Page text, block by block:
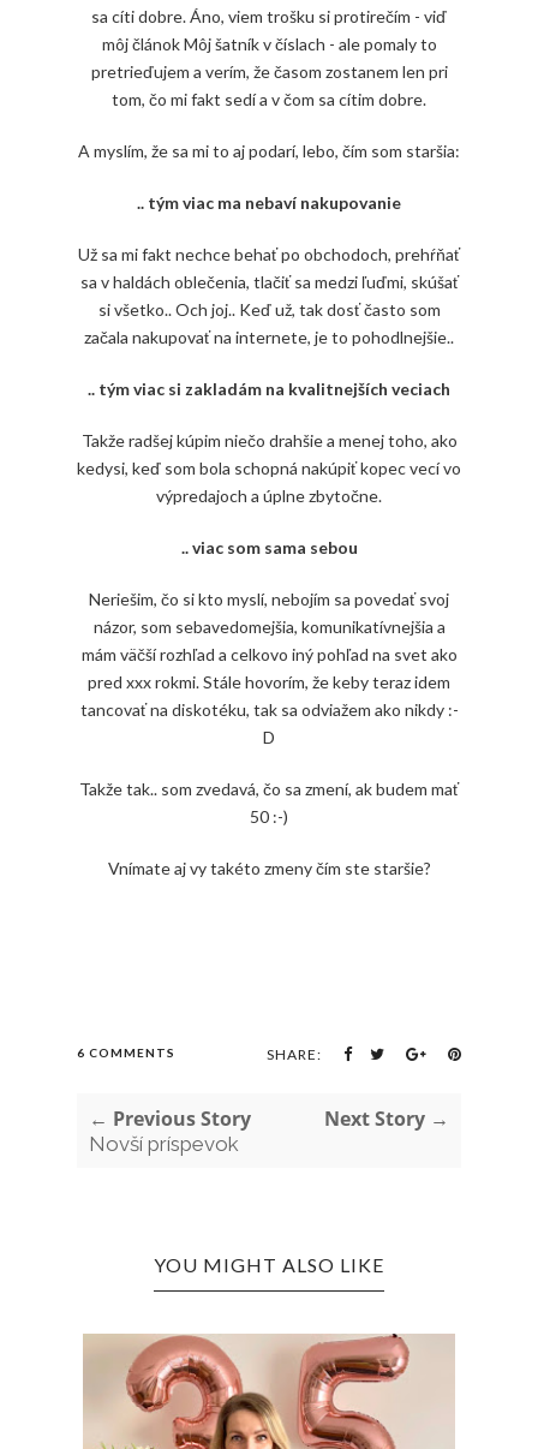
sa cíti dobre. Áno, viem trošku si protirečím - viď
môj článok Môj šatník v číslach - ale pomaly to
pretrieďujem a verím, že časom zostanem len pri
tom, čo mi fakt sedí a v čom sa cítim dobre.
A myslím, že sa mi to aj podarí, lebo, čím som staršia:
.. tým viac ma nebaví nakupovanie
Už sa mi fakt nechce behať po obchodoch, prehŕňať
sa v haldách oblečenia, tlačiť sa medzi ľuďmi, skúšať
si všetko.. Och joj.. Keď už, tak dosť často som
začala nakupovať na internete, je to pohodlnejšie..
.. tým viac si zakladám na kvalitnejších veciach
Takže radšej kúpim niečo drahšie a menej toho, ako
kedysi, keď som bola schopná nakúpiť kopec vecí vo
výpredajoch a úplne zbytočne.
.. viac som sama sebou
Neriešim, čo si kto myslí, nebojím sa povedať svoj
názor, som sebavedomejšia, komunikatívnejšia a
mám väčší rozhľad a celkovo iný pohľad na svet ako
pred xxx rokmi. Stále hovorím, že keby teraz idem
tancovať na diskotéku, tak sa odviažem ako nikdy :-
D
Takže tak.. som zvedavá, čo sa zmení, ak budem mať
50 :-)
Vnímate aj vy takéto zmeny čím ste staršie?
6 COMMENTS SHARE:
← Previous Story
Novší príspevok
Next Story →
YOU MIGHT ALSO LIKE